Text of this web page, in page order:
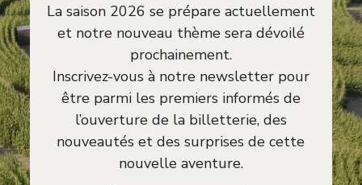
La saison 2026 se prépare actuellement
et notre nouveau thème sera dévoilé
prochainement.
Inscrivez-vous à notre newsletter pour
être parmi les premiers informés de
l’ouverture de la billetterie, des
nouveautés et des surprises de cette
nouvelle aventure.